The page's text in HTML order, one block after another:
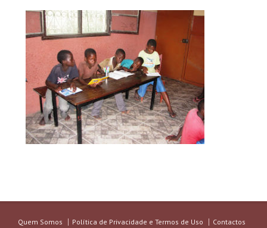
Quem Somos Política de Privacidade e Termos de Uso Contactos